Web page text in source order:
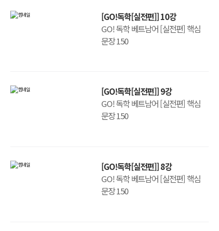
[GO!독학[실전편]] 10강
GO! 독학 베트남어 [실전편] 핵심
문장 150
[GO!독학[실전편]] 9강
GO! 독학 베트남어 [실전편] 핵심
문장 150
[GO!독학[실전편]] 8강
GO! 독학 베트남어 [실전편] 핵심
문장 150